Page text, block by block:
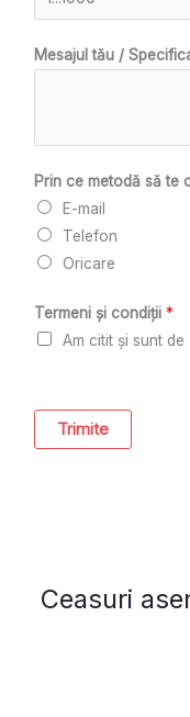
Mesajul tău /
Prin ce metodă să te
E-mail
Telefon
Oricare
Termeni și condiții*
Am citit și sunt
Trimite
Ceasuri